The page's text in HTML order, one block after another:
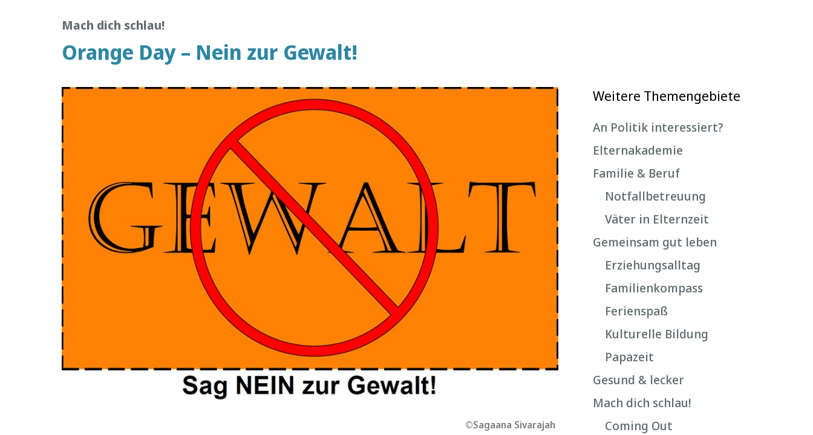
Mach dich schlau!
Orange Day – Nein zur Gewalt!
©Sagaana Sivarajah
Weitere Themengebiete
An Politik interessiert?
Elternakademie
Familie & Beruf
Notfallbetreuung
Väter in Elternzeit
Gemeinsam gut leben
Erziehungsalltag
Familienkompass
Ferienspaß
Kulturelle Bildung
Papazeit
Gesund & lecker
Mach dich schlau!
Coming Out